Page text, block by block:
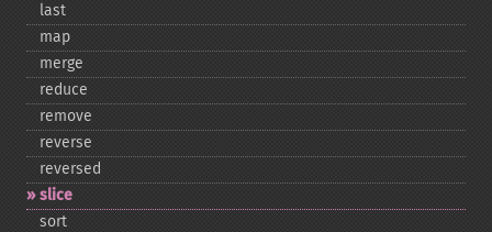
last
map
merge
reduce
remove
reverse
reversed
slice
sort